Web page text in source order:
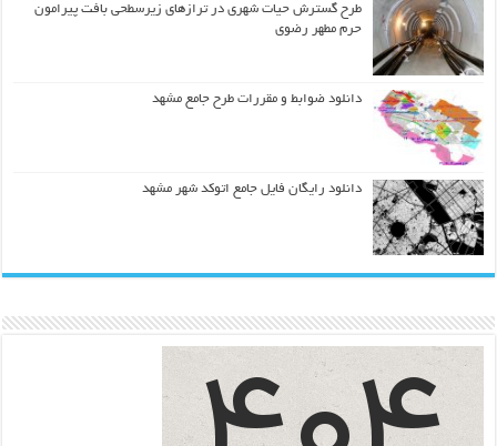
طرح گسترش حیات شهري در ترازهاي زیرسطحی بافت پیرامون
حرم مطهر رضوي
دانلود ضوابط و مقررات طرح جامع مشهد
دانلود رایگان فایل جامع اتوکد شهر مشهد